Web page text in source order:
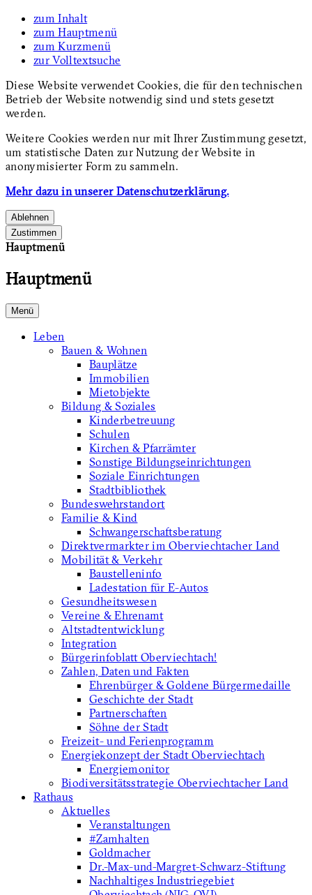
zum Inhalt
zum Hauptmenü
zum Kurzmenü
zur Volltextsuche
Diese Website verwendet Cookies, die für den technischen
Betrieb der Website notwendig sind und stets gesetzt
werden.
Weitere Cookies werden nur mit Ihrer Zustimmung gesetzt,
um statistische Daten zur Nutzung der Website in
anonymisierter Form zu sammeln.
Mehr dazu in unserer Datenschutzerklärung.
Ablehnen
Zustimmen
Hauptmenü
Hauptmenü
Menü
Leben
Bauen & Wohnen
Bauplätze
Immobilien
Mietobjekte
Bildung & Soziales
Kinderbetreuung
Schulen
Kirchen & Pfarrämter
Sonstige Bildungseinrichtungen
Soziale Einrichtungen
Stadtbibliothek
Bundeswehrstandort
Familie & Kind
Schwangerschaftsberatung
Direktvermarkter im Oberviechtacher Land
Mobilität & Verkehr
Baustelleninfo
Ladestation für E-Autos
Gesundheitswesen
Vereine & Ehrenamt
Altstadtentwicklung
Integration
Bürgerinfoblatt Oberviechtach!
Zahlen, Daten und Fakten
Ehrenbürger & Goldene Bürgermedaille
Geschichte der Stadt
Partnerschaften
Söhne der Stadt
Freizeit- und Ferienprogramm
Energiekonzept der Stadt Oberviechtach
Energiemonitor
Biodiversitätsstrategie Oberviechtacher Land
Rathaus
Aktuelles
Veranstaltungen
#Zamhalten
Goldmacher
Dr.-Max-und-Margret-Schwarz-Stiftung
Nachhaltiges Industriegebiet